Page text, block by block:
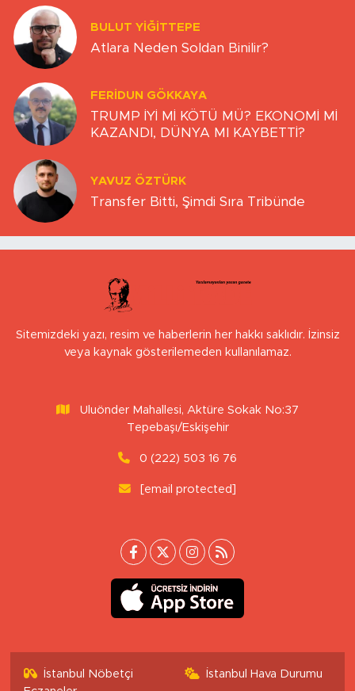
BULUT YİĞİTTEPE
Atlara Neden Soldan Binilir?
FERIDUN GÖKKAYA
TRUMP İYİ Mİ KÖTÜ MÜ? EKONOMİ Mİ
KAZANDI, DÜNYA MI KAYBETTİ?
YAVUZ ÖZTÜRK
Transfer Bitti, Şimdi Sıra Tribünde
Sitemizdeki yazı, resim ve haberlerin her hakkı saklıdır. İzinsiz
veya kaynak gösterilemeden kullanılamaz.
Uluönder Mahallesi, Aktüre Sokak No:37
Tepebaşı/Eskişehir
0 (222) 503 16 76
[email protected]
İstanbul Nöbetçi
İstanbul Hava Durumu